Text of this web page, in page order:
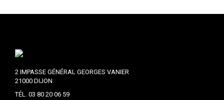
2 IMPASSE GÉNÉRAL GEORGES VANIER
21000 DIJON
TÉL. 03 80 20 06 59